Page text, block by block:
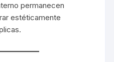
permanecen
estéticamente